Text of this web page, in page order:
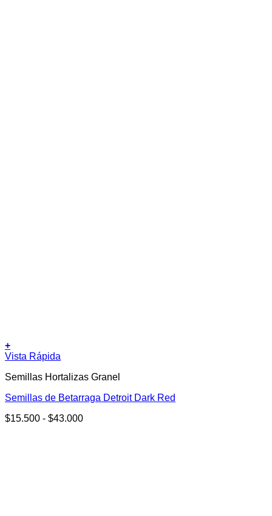
+
Este
tiene
variantes.
opciones
Vista Rápida
Semillas Hortalizas Granel
Semillas de Betarraga Detroit Dark Red
$15.500 - $43.000Rango